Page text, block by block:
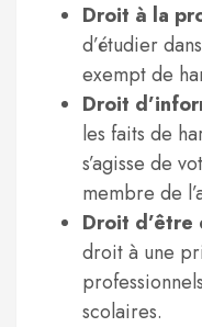
Droit à la
d’étudier
exempt de
Droit
les faits de
s’agisse de
membre de
Droit d’être
droit à une
scolaires.